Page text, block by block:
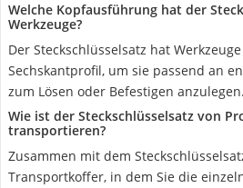
Welche Kopfausführung hat der
Werkzeuge?
Der Steckschlüsselsatz hat
Sechskantprofil, um sie passend an
zum Lösen oder Befestigen anzulegen.
Wie ist der Steckschlüsselsatz von
transportieren?
Zusammen mit dem
Transportkoffer, in dem Sie die